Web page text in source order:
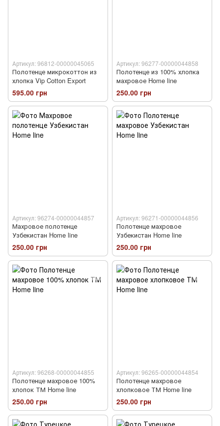
Артикул: 96812-00000045065
Полотенце микрокоттон из
хлопка Vip Cotton Export
595.00 грн
Артикул: 96277-00000044858
Полотенце из 100% хлопка
махровое Home line
250.00 грн
Артикул: 96274-00000044857
Махровое полотенце
Узбекистан Home line
250.00 грн
Артикул: 96271-00000044856
Полотенце махровое
Узбекистан Home line
250.00 грн
Артикул: 96268-00000044855
Полотенце махровое 100%
хлопок ТМ Home line
250.00 грн
Артикул: 96265-00000044854
Полотенце махровое
хлопковое ТМ Home line
250.00 грн